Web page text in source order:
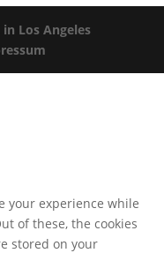
Los Angeles
your experience while
of these, the cookies
stored on your